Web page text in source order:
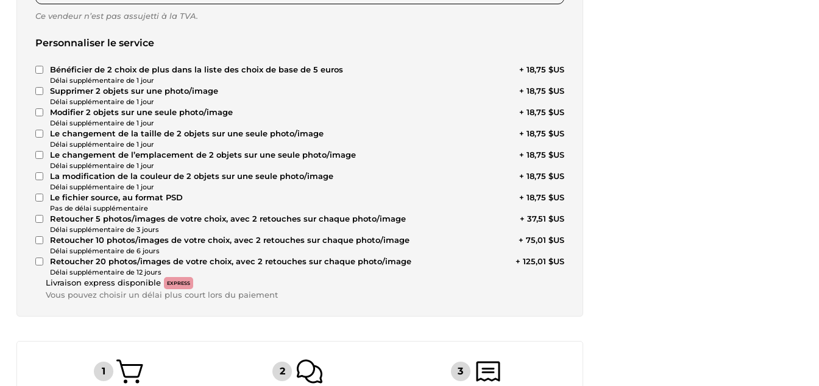
Ce vendeur n’est pas assujetti à la TVA.
Personnaliser le service
Bénéficier de 2 choix de plus dans la liste des choix de base de 5 euros
Délai supplémentaire de 1 jour
+ 18,75 $US
Supprimer 2 objets sur une photo/image
Délai supplémentaire de 1 jour
+ 18,75 $US
Modifier 2 objets sur une seule photo/image
Délai supplémentaire de 1 jour
+ 18,75 $US
Le changement de la taille de 2 objets sur une seule photo/image
Délai supplémentaire de 1 jour
+ 18,75 $US
Le changement de l’emplacement de 2 objets sur une seule photo/image
Délai supplémentaire de 1 jour
+ 18,75 $US
La modification de la couleur de 2 objets sur une seule photo/image
Délai supplémentaire de 1 jour
+ 18,75 $US
Le fichier source, au format PSD
Pas de délai supplémentaire
+ 18,75 $US
Retoucher 5 photos/images de votre choix, avec 2 retouches sur chaque photo/image
Délai supplémentaire de 3 jours
+ 37,51 $US
Retoucher 10 photos/images de votre choix, avec 2 retouches sur chaque photo/image
Délai supplémentaire de 6 jours
+ 75,01 $US
Retoucher 20 photos/images de votre choix, avec 2 retouches sur chaque photo/image
Délai supplémentaire de 12 jours
+ 125,01 $US
Livraison express disponible EXPRESS
Vous pouvez choisir un délai plus court lors du paiement